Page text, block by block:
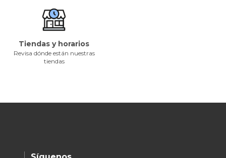
Tiendas y horarios
Revisa dónde están nuestras
tiendas